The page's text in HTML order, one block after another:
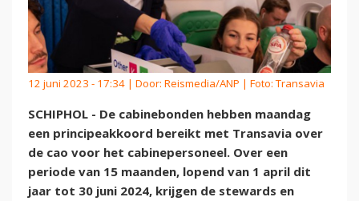
12 juni 2023 - 17:34 | Door: Reismedia/ANP | Foto: Transavia
SCHIPHOL - De cabinebonden hebben maandag
een principeakkoord bereikt met Transavia over
de cao voor het cabinepersoneel. Over een
periode van 15 maanden, lopend van 1 april dit
jaar tot 30 juni 2024, krijgen de stewards en